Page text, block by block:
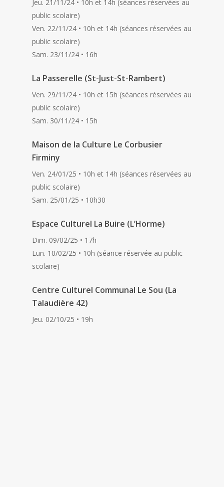
Jeu. 21/11/24 • 10h et 14h (séances réservées au
public scolaire)
Ven. 22/11/24 • 10h et 14h (séances réservées au
public scolaire)
Sam. 23/11/24 • 16h
La Passerelle (St-Just-St-Rambert)
Ven. 29/11/24 • 10h et 15h (séances réservées au
public scolaire)
Sam. 30/11/24 • 15h
Maison de la Culture Le Corbusier
Firminy
Ven. 24/01/25 • 10h et 14h (séances réservées au
public scolaire)
Sam. 25/01/25 • 10h30
Espace Culturel La Buire (L’Horme)
Dim. 09/02/25 • 17h
Lun. 10/02/25 • 10h (séance réservée au public
scolaire)
Centre Culturel Communal Le Sou (La
Talaudière 42)
Jeu. 02/10/25 • 19h